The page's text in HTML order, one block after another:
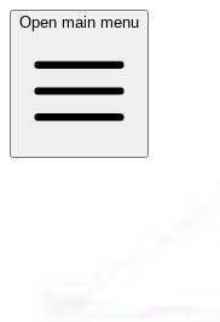
Open main menu